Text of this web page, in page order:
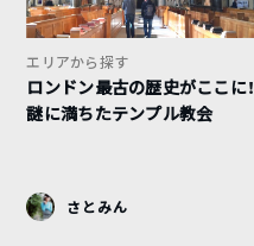
エリアから探す
ロンドン最古の歴史がここに！
謎に満ちたテンプル教会
さとみん